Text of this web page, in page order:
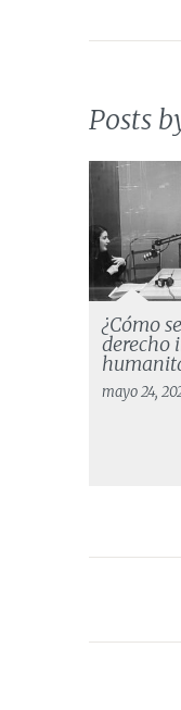
Posts
¿Cómo
derecho
mayo 24,